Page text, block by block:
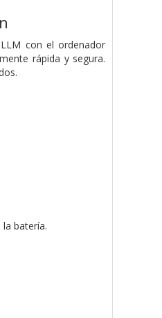
con el ordenador
rápida y segura.
batería.